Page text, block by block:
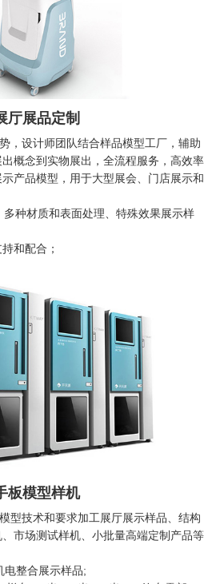
厅展品定制
，设计师团队结合样品模型工厂，辅助
概念到实物展出，全流程服务，高效率
产品模型，用于大型展会、门店展示和
种材质和表面处理、特殊效果展示样
和配合；
板模型样机
型技术和要求加工展厅展示样品、结构
市场测试样机、小批量高端定制产品等
电整合展示样品;